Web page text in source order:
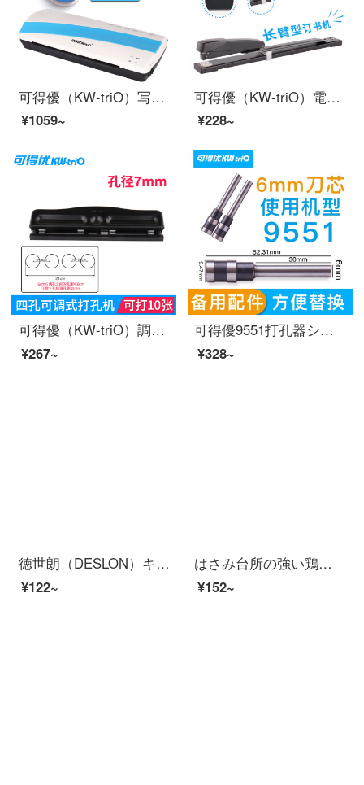
可得優（KW-triO）写真シール機の写真過塑機フィルムプレス機のカプセル化機の知能冷熱表装プラスチックシール機A 4/A 3 SF-A 3 Sプラスチックシール機-A 3規格（色はランダム）
¥1059~
可得優（KW-triO）電動ホッチキス機の省力アームオフィスステープル/大型ホッチキス/ステープル/20-210ページの予約ができます。
¥228~
可得優（KW-triO）調整式パンチ2穴パンチ3/4穴手動六穴穴打穴器6-70枚の999 D（4穴打孔機）があります。10枚打てます。
¥267~
可得優9551打孔器シングルホール重度省力事務打孔機は給紙深さセットナイフヘッドを調整できます。【6 mm】
¥328~
徳世朗（DESLON）キッチンカット多機能はさみFS-05
¥122~
はさみ台所の強い鶏の骨のはさみステンレスの大きいサイズは肉を切ります。
¥152~